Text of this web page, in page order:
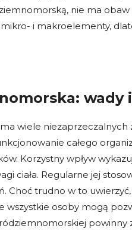
nie ma
i makroelementy,
wady
wiele niezaprzeczalnych
całego
Korzystny wpływ
ciała. Regularne jej
Choć trudno w to
wszystkie osoby mogą